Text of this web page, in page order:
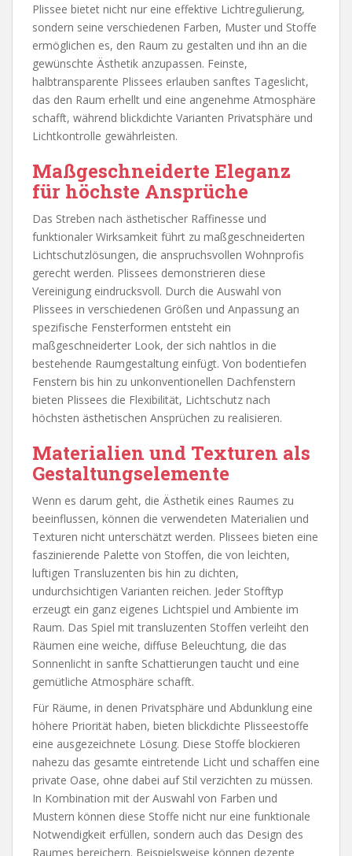
Plissee bietet nicht nur eine effektive Lichtregulierung,
sondern seine verschiedenen Farben, Muster und Stoffe
ermöglichen es, den Raum zu gestalten und ihn an die
gewünschte Ästhetik anzupassen. Feinste,
halbtransparente Plissees erlauben sanftes Tageslicht,
das den Raum erhellt und eine angenehme Atmosphäre
schafft, während blickdichte Varianten Privatsphäre und
Lichtkontrolle gewährleisten.
Maßgeschneiderte Eleganz
für höchste Ansprüche
Das Streben nach ästhetischer Raffinesse und
funktionaler Wirksamkeit führt zu maßgeschneiderten
Lichtschutzlösungen, die anspruchsvollen Wohnprofis
gerecht werden. Plissees demonstrieren diese
Vereinigung eindrucksvoll. Durch die Auswahl von
Plissees in verschiedenen Größen und Anpassung an
spezifische Fensterformen entsteht ein
maßgeschneiderter Look, der sich nahtlos in die
bestehende Raumgestaltung einfügt. Von bodentiefen
Fenstern bis hin zu unkonventionellen Dachfenstern
bieten Plissees die Flexibilität, Lichtschutz nach
höchsten ästhetischen Ansprüchen zu realisieren.
Materialien und Texturen als
Gestaltungselemente
Wenn es darum geht, die Ästhetik eines Raumes zu
beeinflussen, können die verwendeten Materialien und
Texturen nicht unterschätzt werden. Plissees bieten eine
faszinierende Palette von Stoffen, die von leichten,
luftigen Transluzenten bis hin zu dichten,
undurchsichtigen Varianten reichen. Jeder Stofftyp
erzeugt ein ganz eigenes Lichtspiel und Ambiente im
Raum. Das Spiel mit transluzenten Stoffen verleiht den
Räumen eine weiche, diffuse Beleuchtung, die das
Sonnenlicht in sanfte Schattierungen taucht und eine
gemütliche Atmosphäre schafft.
Für Räume, in denen Privatsphäre und Abdunklung eine
höhere Priorität haben, bieten blickdichte Plisseestoffe
eine ausgezeichnete Lösung. Diese Stoffe blockieren
nahezu das gesamte eintretende Licht und schaffen eine
private Oase, ohne dabei auf Stil verzichten zu müssen.
In Kombination mit der Auswahl von Farben und
Mustern können diese Stoffe nicht nur eine funktionale
Notwendigkeit erfüllen, sondern auch das Design des
Raumes bereichern. Beispielsweise können dezente